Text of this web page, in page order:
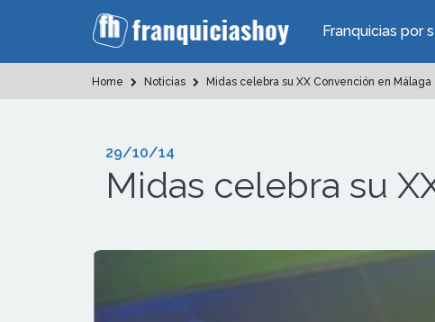
Franquicias por
Home Noticias Midas celebra su XX Convención en Málaga
29/10/14
Midas celebra su